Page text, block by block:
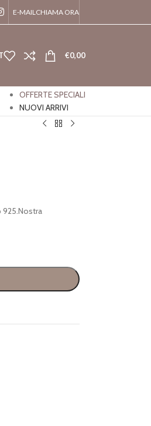
E-MAIL CHIAMA ORA
€0,00
OFFERTE SPECIALI
NUOVI ARRIVI
925.Nostra